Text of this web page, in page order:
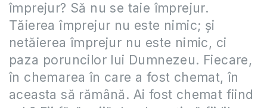
împrejur? Să nu se taie împrejur.
Tăierea împrejur nu este nimic; şi
netăierea împrejur nu este nimic, ci
paza poruncilor lui Dumnezeu. Fiecare,
în chemarea în care a fost chemat, în
aceasta să rămână. Ai fost chemat fiind